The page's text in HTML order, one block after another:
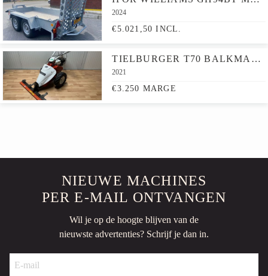
2024
€5.021,50 INCL.
TIELBURGER T70 BALKMAAIER
2021
€3.250 MARGE
NIEUWE MACHINES
PER E-MAIL ONTVANGEN
Wil je op de hoogte blijven van de
nieuwste advertenties? Schrijf je dan in.